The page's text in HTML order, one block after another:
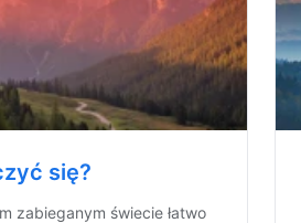
się?
zabieganym świecie łatwo